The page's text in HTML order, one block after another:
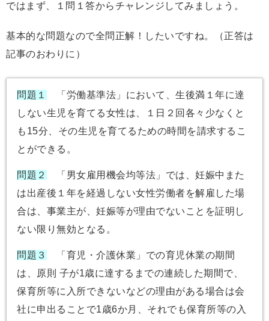
ではまず、１問１答からチャレンジしてみましょう。
基本的な問題なので全問正解！したいですね。（正答は
記事のおわりに）
問題１
「労働基準法」において、生後満１年に達
しない生児を育てる女性は、１日２回各々少なくと
も15分、その生児を育てるための時間を請求するこ
とができる。
問題２
「男女雇用機会均等法」では、妊娠中また
は出産後１年を経過しない女性労働者を解雇した場
合は、事業主が、妊娠等が理由でないことを証明し
ない限り無効となる。
問題３
「育児・介護休業」での育児休業の期間
は、原則 子が1歳に達するまでの連続した期間で、
保育所等に入所できないなどの理由がある場合は会
社に申出ることで1歳6か月、それでも保育所等の入